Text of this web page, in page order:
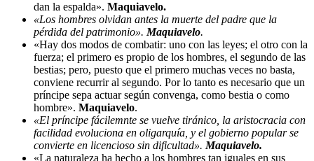
dan la espalda». Maquiavelo.
«Los hombres olvidan antes la muerte del padre que la
pérdida del patrimonio». Maquiavelo.
«Hay dos modos de combatir: uno con las leyes; el otro con la
fuerza; el primero es propio de los hombres, el segundo de las
bestias; pero, puesto que el primero muchas veces no basta,
conviene recurrir al segundo. Por lo tanto es necesario que un
príncipe sepa actuar según convenga, como bestia o como
hombre». Maquiavelo.
«El príncipe fácilemnte se vuelve tiránico, la aristocracia con
facilidad evoluciona en oligarquía, y el gobierno popular se
convierte en licencioso sin dificultad». Maquiavelo.
«La naturaleza ha hecho a los hombres tan iguales en sus